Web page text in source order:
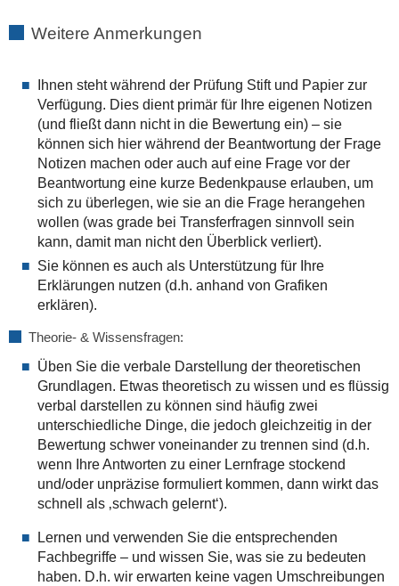
Weitere Anmerkungen
Ihnen steht während der Prüfung Stift und Papier zur
Verfügung. Dies dient primär für Ihre eigenen Notizen
(und fließt dann nicht in die Bewertung ein) – sie
können sich hier während der Beantwortung der Frage
Notizen machen oder auch auf eine Frage vor der
Beantwortung eine kurze Bedenkpause erlauben, um
sich zu überlegen, wie sie an die Frage herangehen
wollen (was grade bei Transferfragen sinnvoll sein
kann, damit man nicht den Überblick verliert).
Sie können es auch als Unterstützung für Ihre
Erklärungen nutzen (d.h. anhand von Grafiken
erklären).
Theorie- & Wissensfragen:
Üben Sie die verbale Darstellung der theoretischen
Grundlagen. Etwas theoretisch zu wissen und es flüssig
verbal darstellen zu können sind häufig zwei
unterschiedliche Dinge, die jedoch gleichzeitig in der
Bewertung schwer voneinander zu trennen sind (d.h.
wenn Ihre Antworten zu einer Lernfrage stockend
und/oder unpräzise formuliert kommen, dann wirkt das
schnell als ‚schwach gelernt‘).
Lernen und verwenden Sie die entsprechenden
Fachbegriffe – und wissen Sie, was sie zu bedeuten
haben. D.h. wir erwarten keine vagen Umschreibungen